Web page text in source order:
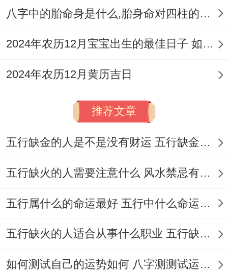
搬家 - 提升成巳酉丑三合局。
流失...
吉日综合排序同组合建议;TOP3优选日- 10
月12日（甲寅日）定日利长期资产配置；
这事儿说来话长，适合购置养老房或商铺-
配合午时动土可催旺租金收益！
于法拍房或急售房产捡漏 -酉时签约可借玉
堂贵人化解产权风险.
10月28日（丙戌日）天赦日适处理头绪多产
八字中的胎命身是什么,胎身命对四柱的影响
2024年农历12月宝宝出生的最佳日子 如何挑选适合的吉日
2024年农历12月黄历吉日
推荐文章
五行缺金的人是不是没有财运 五行缺金的人命运好不好
五行缺火的人需要注意什么 风水禁忌有哪些
五行属什么的命运最好 五行中什么命运势旺盛
五行缺火的人适合从事什么职业 五行缺火的人适合从事的职业有哪些
如何测试自己的运势如何 八字测测试运运程